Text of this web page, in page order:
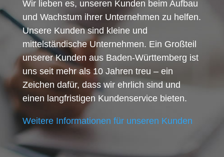
Wir lieben es, unseren Kunden beim Aufbau
und Wachstum ihrer Unternehmen zu helfen.
Unsere Kunden sind kleine und
mittelständische Unternehmen. Ein Großteil
unserer Kunden aus Baden-Württemberg ist
uns seit mehr als 10 Jahren treu – ein
Zeichen dafür, dass wir ehrlich sind und
einen langfristigen Kundenservice bieten.
Weitere Informationen für unseren Kunden